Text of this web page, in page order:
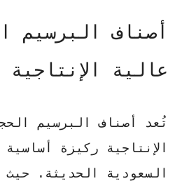
أصناف البرسيم
عالية الإنتاجية
تُعد أصناف البرسيم
الإنتاجية ركيزة
السعودية الحديثة. حيث